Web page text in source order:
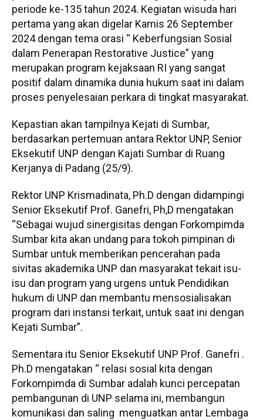
periode ke-135 tahun 2024. Kegiatan wisuda hari
pertama yang akan digelar Kamis 26 September
2024 dengan tema orasi “ Keberfungsian Sosial
dalam Penerapan Restorative Justice” yang
merupakan program kejaksaan RI yang sangat
positif dalam dinamika dunia hukum saat ini dalam
proses penyelesaian perkara di tingkat masyarakat.
Kepastian akan tampilnya Kejati di Sumbar,
berdasarkan pertemuan antara Rektor UNP, Senior
Eksekutif UNP dengan Kajati Sumbar di Ruang
Kerjanya di Padang (25/9).
Rektor UNP Krismadinata, Ph.D dengan didampingi
Senior Eksekutif Prof. Ganefri, Ph,D mengatakan
“Sebagai wujud sinergisitas dengan Forkompimda
Sumbar kita akan undang para tokoh pimpinan di
Sumbar untuk memberikan pencerahan pada
sivitas akademika UNP dan masyarakat tekait isu-
isu dan program yang urgens untuk Pendidikan
hukum di UNP dan membantu mensosialisakan
program dari instansi terkait, untuk saat ini dengan
Kejati Sumbar”.
Sementara itu Senior Eksekutif UNP Prof. Ganefri .
Ph.D mengatakan “ relasi sosial kita dengan
Forkompimda di Sumbar adalah kunci percepatan
pembangunan di UNP selama ini, membangun
komunikasi dan saling menguatkan antar Lembaga